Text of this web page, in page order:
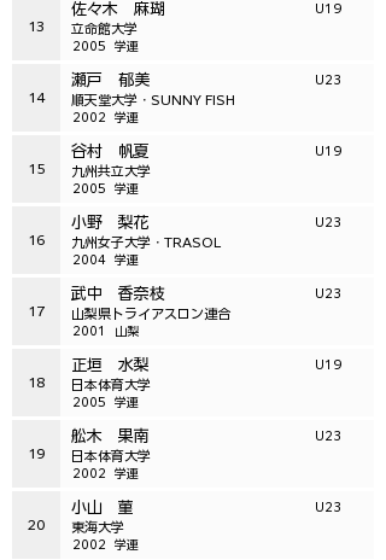
13
佐々木 麻瑚
立命館大学
U19
学連
2005
14
瀬戸 郁美
順天堂大学・SUNNY FISH
U23
学連
2002
15
谷村 帆夏
九州共立大学
U19
学連
2005
16
小野 梨花
九州女子大学・TRASOL
U23
学連
2004
17
武中 香奈枝
山梨県トライアスロン連合
U23
山梨
2001
18
正垣 水梨
日本体育大学
U19
学連
2005
19
舩木 果南
日本体育大学
U23
学連
2002
20
小山 菫
東海大学
U23
学連
2002